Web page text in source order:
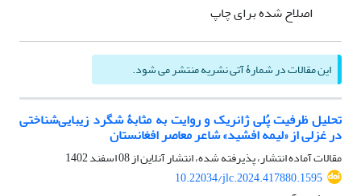
اصلاح شده برای چاپ
این مقالات در شمارۀ آتی نشریه منتشر می شود.
تحلیل ظرفیت پُلی ژانریک و روایت به مثابۀ شگرد زیبایی‌شناختی
در غزلی از «لیمه افشید» شاعر معاصر افغانستان
مقالات آماده انتشار، پذیرفته شده، انتشار آنلاین از08 اسفند 1402
10.22034/jlc.2024.417880.1595